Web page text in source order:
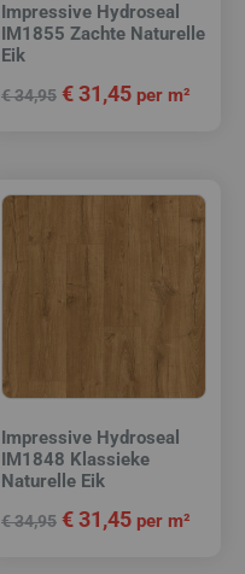
Impressive Hydroseal
IM1855 Zachte Naturelle
Eik
€34,95 €31,45 per m²
Impressive Hydroseal
IM1848 Klassieke
Naturelle Eik
€34,95 €31,45 per m²